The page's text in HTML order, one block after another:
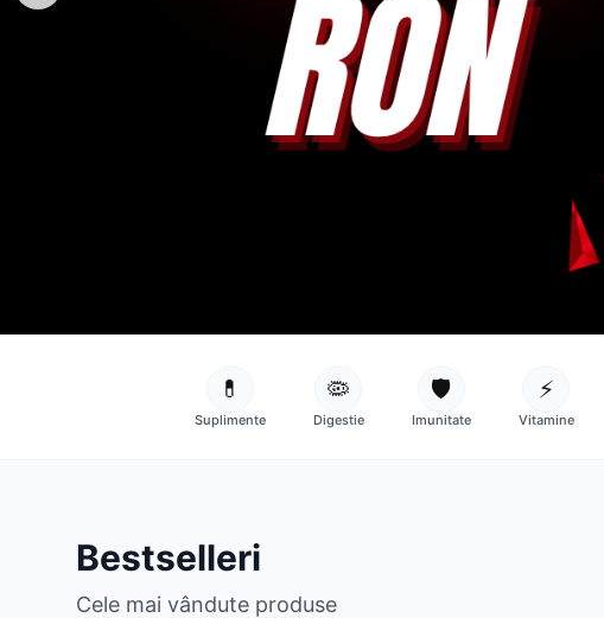
💊
Suplimente
🦠
Digestie
🛡️
Imunitate
⚡
Vitamine
Bestselleri
Cele mai vândute produse